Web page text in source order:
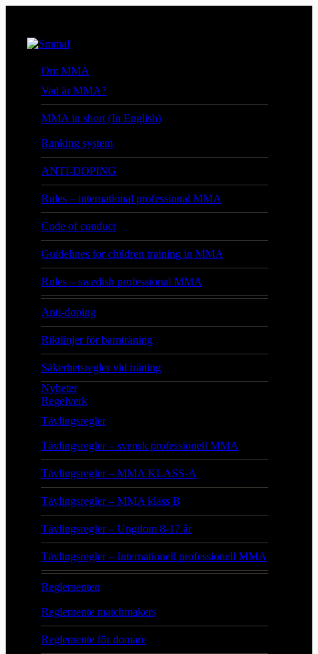
Om MMA
Vad är MMA?
MMA in short (In English)
Ranking system
ANTI-DOPING
Rules – international professional MMA
Code of conduct
Guidelines for children training in MMA
Rules – swedish professional MMA
Anti-doping
Riktlinjer för barnträning
Säkerhetsregler vid träning
Nyheter
Regelverk
Tävlingsregler
Tävlingsregler – svensk professionell MMA
Tävlingsregler – MMA KLASS-A
Tävlingsregler – MMA klass B
Tävlingsregler – Ungdom 8-17 år
Tävlingsregler – Internationell professionell MMA
Reglementen
Reglemente matchmakers
Reglemente för domare